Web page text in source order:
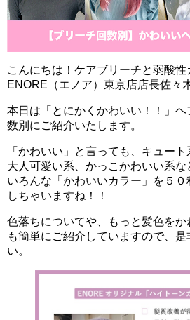
こんにちは！ケアブリーチと弱酸
ENORE（エノア）東京店店長佐々
本日は「とにかくかわいい！！」ヘ
数別にご紹介いたします。
「かわいい」と言っても、キュート
大人可愛い系、かっこかわいい系な
いろんな「かわいいカラー」を５
しちゃいますね！！
色落ちについてや、もっと髪色をか
も簡単にご紹介していますので、
い。